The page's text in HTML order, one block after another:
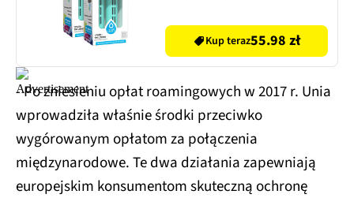
Kup teraz55.98 zł
- Po zniesieniu opłat roamingowych w 2017 r. Unia
wprowadziła właśnie środki przeciwko
wygórowanym opłatom za połączenia
międzynarodowe. Te dwa działania zapewniają
europejskim konsumentom skuteczną ochronę